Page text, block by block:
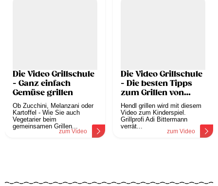
Die Video Grillschule
- Ganz einfach
Gemüse grillen
Ob Zucchini, Melanzani oder
Kartoffel - Wie Sie auch
Vegetarier beim
gemeinsamen Grillen...
zum Video
Die Video Grillschule
- Die besten Tipps
zum Grillen von
Huhn
Hendl grillen wird mit diesem
Video zum Kinderspiel.
Grillprofi Adi Bittermann
verrät...
zum Video